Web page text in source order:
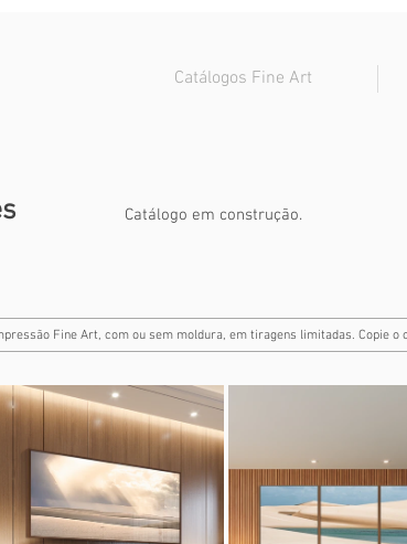
Catálogos Fine Art
Catálogo em construção.
Fine Art, com ou sem moldura, em tiragens limitadas. Copie o